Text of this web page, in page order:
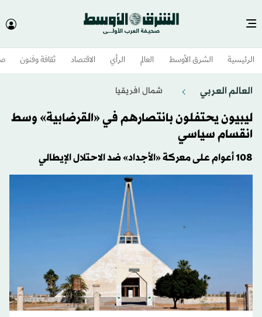
الرئيسية الشرق الأوسط​ العالم الرأي الاقتصاد ثقافة وفنون
العالم العربي شمال افريقيا
ليبيون يحتفلون بانتصارهم في «القرضابية» وسط
انقسام سياسي
108 أعوام على معركة «الأجداد» ضد الاحتلال الإيطالي